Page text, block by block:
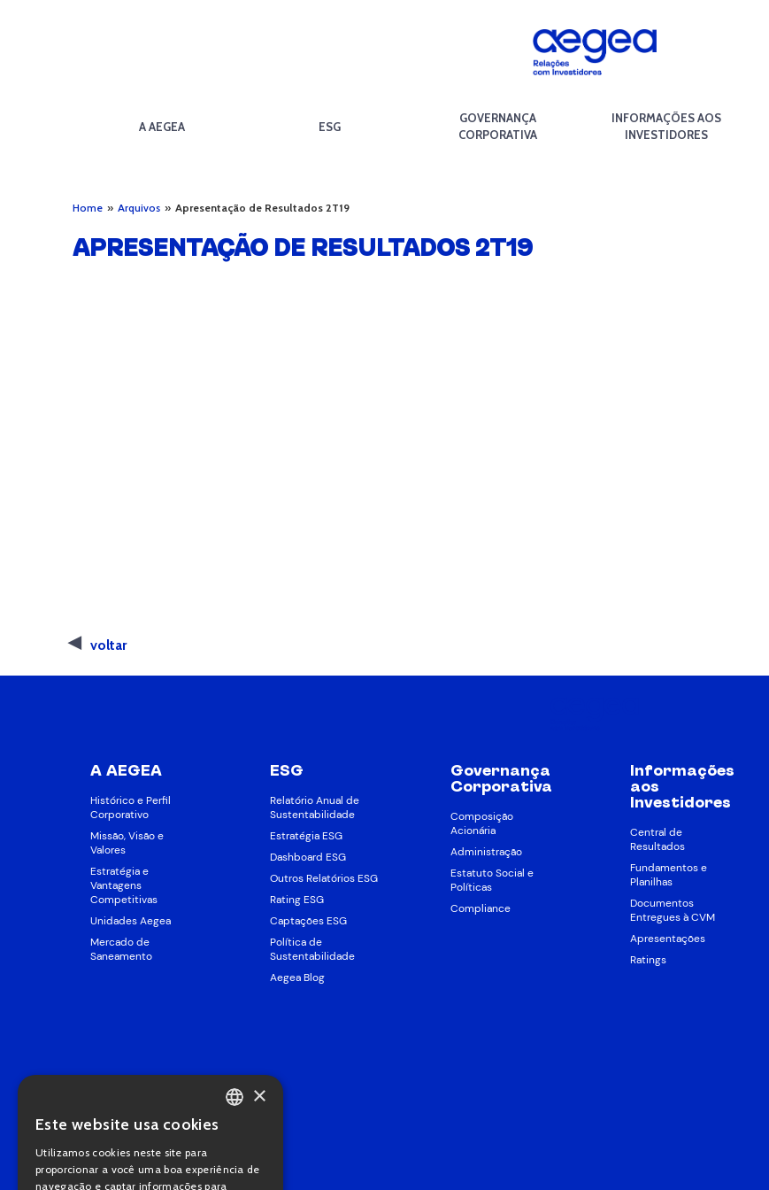
A AEGEA ESG
GOVERNANÇA
CORPORATIVA
INFORMAÇÕES AOS
INVESTIDORES
Home » Arquivos » Apresentação de Resultados 2T19
APRESENTAÇÃO DE RESULTADOS 2T19
voltar
A AEGEA
Histórico e Perfil
Corporativo
Missão, Visão e
Valores
Estratégia e
Vantagens
Competitivas
Unidades Aegea
Mercado de
Saneamento
ESG
Relatório Anual de
Sustentabilidade
Estratégia ESG
Dashboard ESG
Outros Relatórios ESG
Rating ESG
Captações ESG
Política de
Sustentabilidade
Aegea Blog
Governança
Corporativa
Composição
Acionária
Administração
Estatuto Social e
Políticas
Compliance
Informações
aos
Investidores
Central de
Resultados
Fundamentos e
Planilhas
Documentos
Entregues à CVM
Apresentações
Ratings
PORTUGUESE
×
Este website usa cookies
Utilizamos cookies neste site para
proporcionar a você uma boa experiência de
navegação e captar informações para